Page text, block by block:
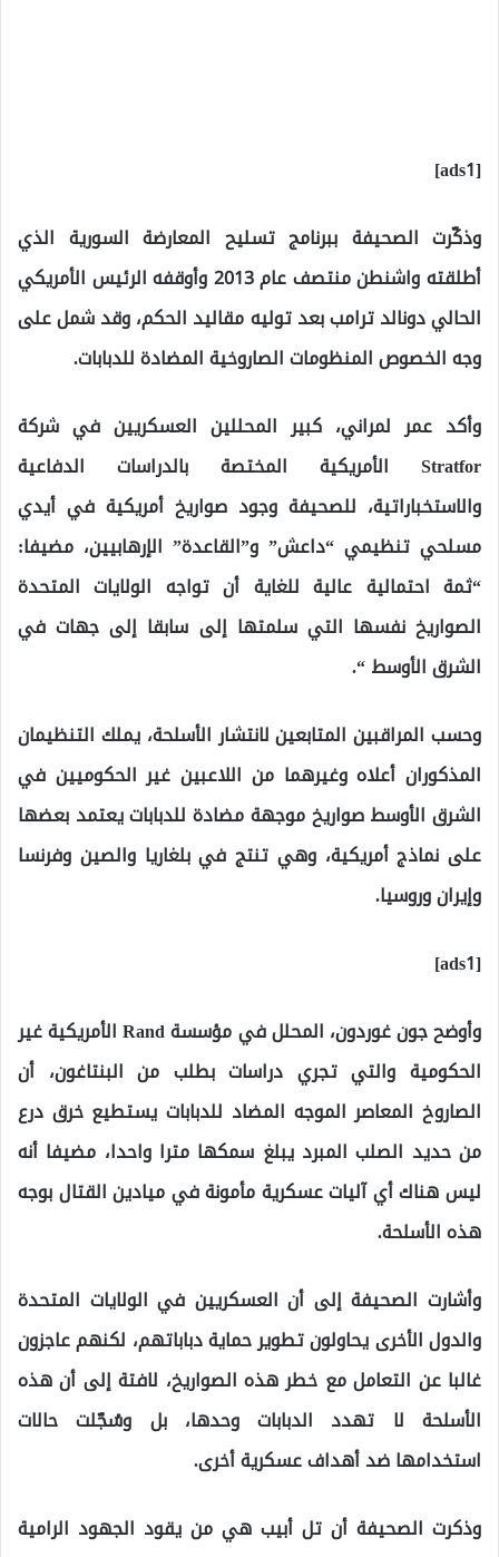
[ads1]
وذكّرت الصحيفة ببرنامج تسليح المعارضة السورية الذي
أطلقته واشنطن منتصف عام 2013 وأوقفه الرئيس الأمريكي
الحالي دونالد ترامب بعد توليه مقاليد الحكم، وقد شمل على
وجه الخصوص المنظومات الصاروخية المضادة للدبابات.
وأكد عمر لمراني، كبير المحللين العسكريين في شركة
Stratfor الأمريكية المختصة بالدراسات الدفاعية
والاستخباراتية، للصحيفة وجود صواريخ أمريكية في أيدي
مسلحي تنظيمي “داعش” و”القاعدة” الإرهابيين، مضيفا:
“ثمة احتمالية عالية للغاية أن تواجه الولايات المتحدة
الصواريخ نفسها التي سلمتها إلى سابقا إلى جهات في
الشرق الأوسط “.
وحسب المراقبين المتابعين لانتشار الأسلحة، يملك التنظيمان
المذكوران أعلاه وغيرهما من اللاعبين غير الحكوميين في
الشرق الأوسط صواريخ موجهة مضادة للدبابات يعتمد بعضها
على نماذج أمريكية، وهي تنتج في بلغاريا والصين وفرنسا
وإيران وروسيا.
[ads1]
وأوضح جون غوردون، المحلل في مؤسسة Rand الأمريكية غير
الحكومية والتي تجري دراسات بطلب من البنتاغون، أن
الصاروخ المعاصر الموجه المضاد للدبابات يستطيع خرق درع
من حديد الصلب المبرد يبلغ سمكها مترا واحدا، مضيفا أنه
ليس هناك أي آليات عسكرية مأمونة في ميادين القتال بوجه
هذه الأسلحة.
وأشارت الصحيفة إلى أن العسكريين في الولايات المتحدة
والدول الأخرى يحاولون تطوير حماية دباباتهم، لكنهم عاجزون
غالبا عن التعامل مع خطر هذه الصواريخ، لافتة إلى أن هذه
الأسلحة لا تهدد الدبابات وحدها، بل وسُجّلت حالات
استخدامها ضد أهداف عسكرية أخرى.
وذكرت الصحيفة أن تل أبيب هي من يقود الجهود الرامية